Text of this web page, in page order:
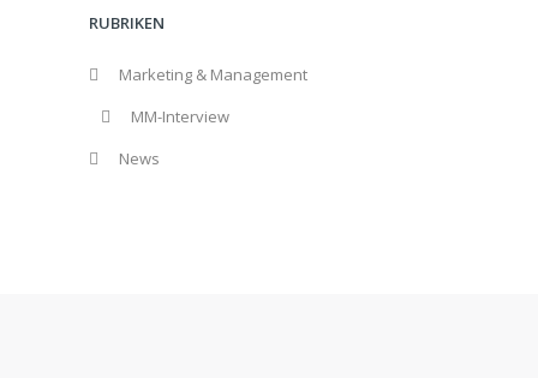
RUBRIKEN
Marketing & Management
MM-Interview
News